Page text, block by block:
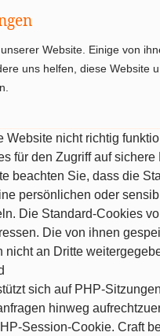
Website. Einige von
uns helfen, diese Website
Website nicht richtig
für den Zugriff auf sichere
beachten Sie, dass die
persönlichen oder
Die Standard-Cookies
Die von ihnen
nicht an Dritte
sich auf PHP-
hinweg
Session-Cookie. Craft